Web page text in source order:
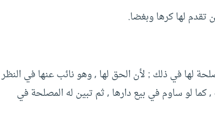
تقدم لها كرها وبغضا.
لها في ذلك ; لأن الحق لها , وهو نائب عنها في النظر
كما لو ساوم في بيع دارها , ثم تبين له المصلحة في